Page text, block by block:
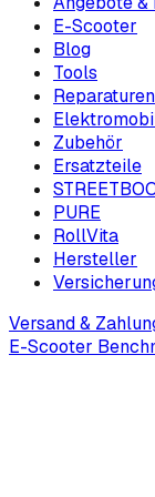
E-Scooter
Blog
Tools
Reparaturen
Zubehör
Ersatzteile
PURE
RollVita
Hersteller
Versand &
E-Scooter